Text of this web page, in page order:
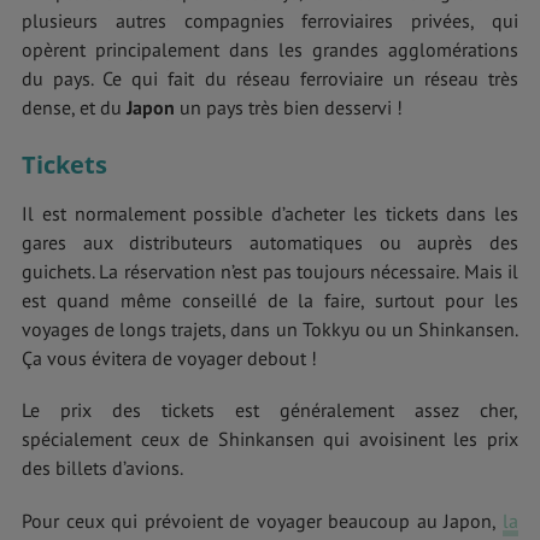
plusieurs autres compagnies ferroviaires privées, qui
opèrent principalement dans les grandes agglomérations
du pays. Ce qui fait du réseau ferroviaire un réseau très
dense, et duJapon un pays très bien desservi !
Tickets
Il est normalement possible d’acheter les tickets dans les
gares aux distributeurs automatiques ou auprès des
guichets. La réservation n’est pas toujours nécessaire. Mais il
est quand même conseillé de la faire, surtout pour les
voyages de longs trajets, dans un Tokkyu ou un Shinkansen.
Ça vous évitera de voyager debout !
Le prix des tickets est généralement assez cher,
spécialement ceux de Shinkansen qui avoisinent les prix
des billets d’avions.
Pour ceux qui prévoient de voyager beaucoup au Japon, la